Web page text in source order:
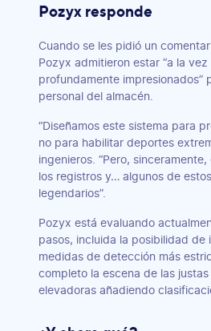
Pozyx responde
Cuando se les pidió un
Pozyx admitieron estar “a la
profundamente impresionados”
personal del almacén.
“Diseñamos este sistema para
no para habilitar deportes
ingenieros. “Pero,
los registros y… algunos de
legendarios”.
Pozyx está evaluando
pasos, incluida la posibilidad de
medidas de detección más
completo la escena de las
elevadoras añadiendo